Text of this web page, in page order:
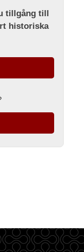
tillgång till
historiska